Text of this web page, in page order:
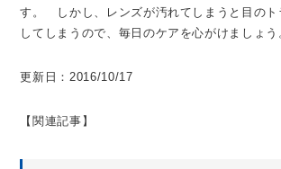
す。 しかし、レンズが汚れてしまうと目のト
してしまうので、毎日のケアを心がけましょう
更新日：2016/10/17
【関連記事】